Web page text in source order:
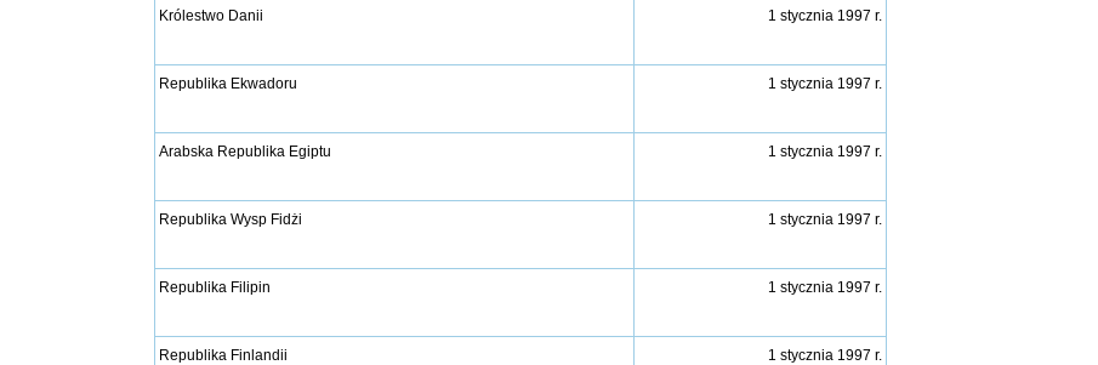
Królestwo Danii 1 stycznia 1997 r.
Republika Ekwadoru 1 stycznia 1997 r.
Arabska Republika Egiptu 1 stycznia 1997 r.
Republika Wysp Fidżi 1 stycznia 1997 r.
Republika Filipin 1 stycznia 1997 r.
Republika Finlandii 1 stycznia 1997 r.